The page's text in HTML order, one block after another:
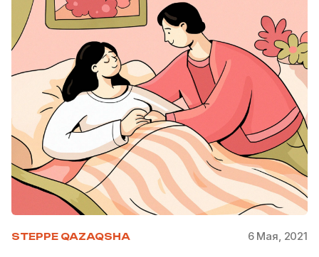
STEPPE QAZAQSHA 6 Мая, 2021